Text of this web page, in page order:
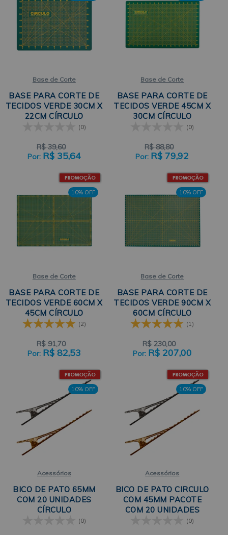
Base de Corte
BASE PARA CORTE DE
TECIDOS VERDE 30CM X
22CM CÍRCULO
(0)
R$ 39,60
R$ 35,64
Base de Corte
BASE PARA CORTE DE
TECIDOS VERDE 45CM X
30CM CÍRCULO
(0)
R$ 88,80
R$ 79,92
10% OFF
Base de Corte
BASE PARA CORTE DE
TECIDOS VERDE 60CM X
45CM CÍRCULO
(2)
R$ 91,70
R$ 82,53
10% OFF
Base de Corte
BASE PARA CORTE DE
TECIDOS VERDE 90CM X
60CM CÍRCULO
(1)
R$ 230,00
R$ 207,00
10% OFF
Acessórios
BICO DE PATO 65MM
COM 20 UNIDADES
CÍRCULO
(0)
10% OFF
Acessórios
BICO DE PATO CIRCULO
COM 45MM PACOTE
COM 20 UNIDADES
(0)